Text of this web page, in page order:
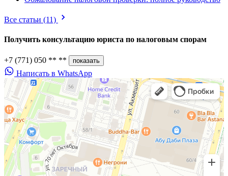
Все статьи (11)
Получить консультацию юриста по налоговым спорам
+7 (771) 050 ** ** показать
Написать в WhatsApp